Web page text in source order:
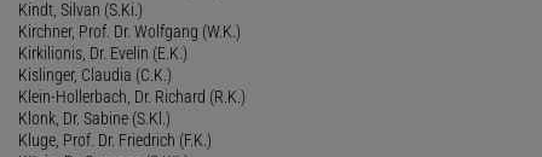
Kindt, Silvan (S.Ki.)
Kirchner, Prof. Dr. Wolfgang (W.K.)
Kirkilionis, Dr. Evelin (E.K.)
Kislinger, Claudia (C.K.)
Klein-Hollerbach, Dr. Richard (R.K.)
Klonk, Dr. Sabine (S.Kl.)
Kluge, Prof. Dr. Friedrich (F.K.)